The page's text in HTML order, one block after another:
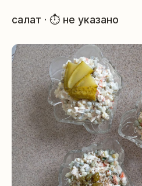
салат · ⏱ не указано